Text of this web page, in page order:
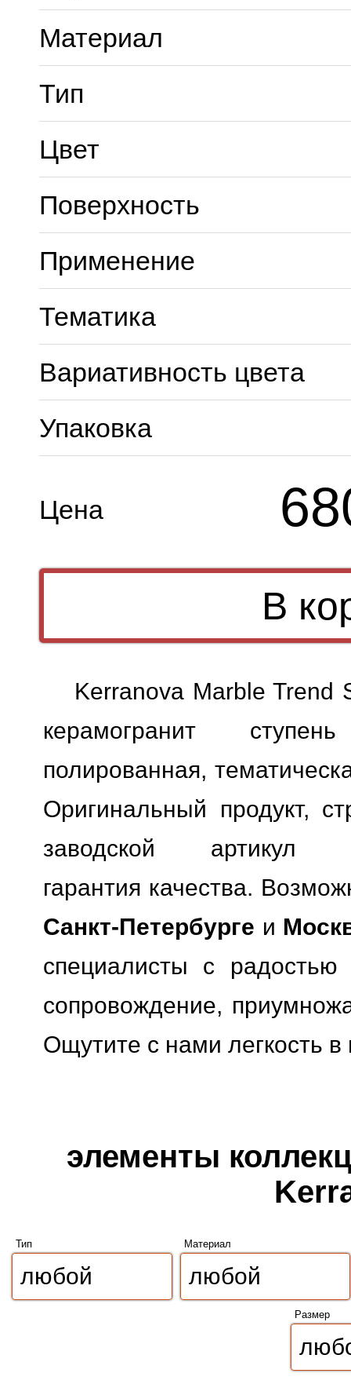
Материал
Тип
Цвет
Поверхность
Применение
Тематика
Вариативность цвета
Упаковка
Цена
Kerranova Marble Trend
керамогранит
полированная,
Оригинальный продукт,
заводской артикул K-
гарантия качества.
Санкт-Петербурге и
специалисты с радостью
сопровождение,
Ощутите с нами легкость
элементы
Тип Материал
Размер